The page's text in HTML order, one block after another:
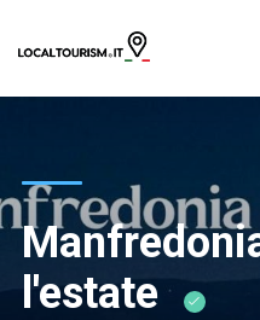
l'estate